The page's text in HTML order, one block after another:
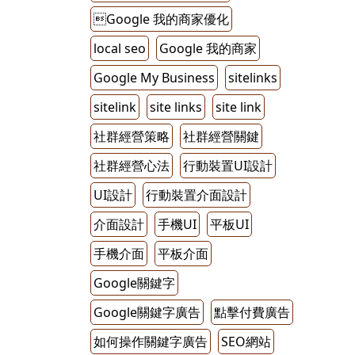
Google 我的商家優化
local seo
Google 我的商家
Google My Business
sitelinks
sitelink
site links
site link
社群經營策略
社群經營關鍵
社群經營心法
行動裝置UI設計
UI設計
行動裝置介面設計
介面設計
手機UI
平板UI
手機介面
平板介面
Google關鍵字
Google關鍵字廣告
點擊付費廣告
如何操作關鍵字廣告
SEO網站